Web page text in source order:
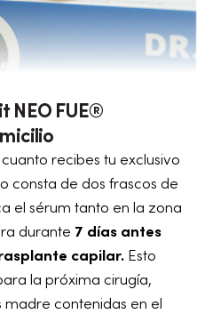
NEO FUE®
recibes tu exclusivo
consta de dos frascos de
el sérum tanto en la zona
durante 7 días antes
capilar. Esto
la próxima cirugía,
contenidas en el